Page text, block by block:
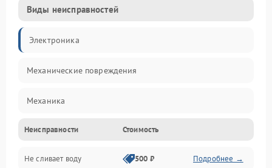
Виды неисправностей
Электроника
Механические повреждения
Механика
Управление
Электропитание
Неисправности Стоимость
Не сливает воду 500 ₽ Подробнее →